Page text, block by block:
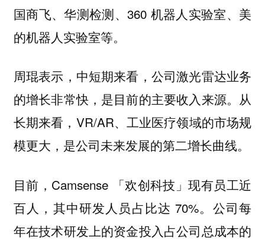
国商飞、华测检测、360 机器人实验室、美
的机器人实验室等。
周琨表示，中短期来看，公司激光雷达业务
的增长非常快，是目前的主要收入来源。从
长期来看，VR/AR、工业医疗领域的市场规
模更大，是公司未来发展的第二增长曲线。
目前，Camsense 「欢创科技」现有员工近
百人，其中研发人员占比达 70%。公司每
年在技术研发上的资金投入占公司总成本的